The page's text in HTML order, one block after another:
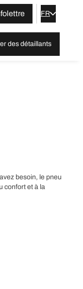
FR
des détaillants
besoin, le pneu
confort et à la